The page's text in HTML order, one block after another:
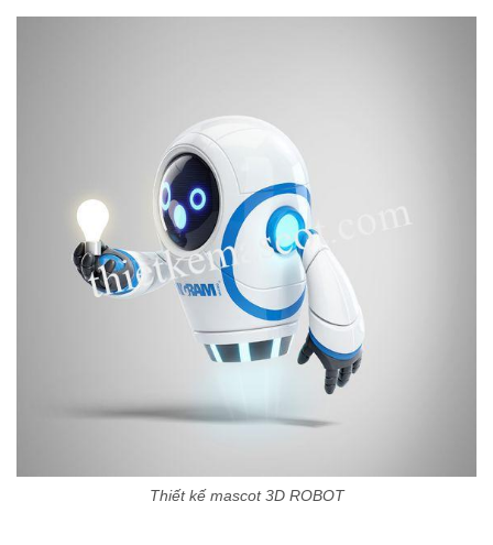
Thiết kế mascot 3D ROBOT